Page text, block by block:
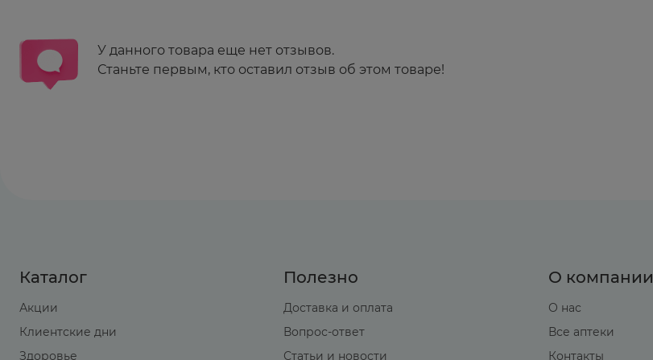
У данного товара еще нет отзывов.
Станьте первым, кто оставил отзыв об этом товаре!
Каталог
Акции
Клиентские дни
Здоровье
Полезно
Доставка и оплата
Вопрос-ответ
Статьи и новости
О компании
О нас
Все аптеки
Контакты